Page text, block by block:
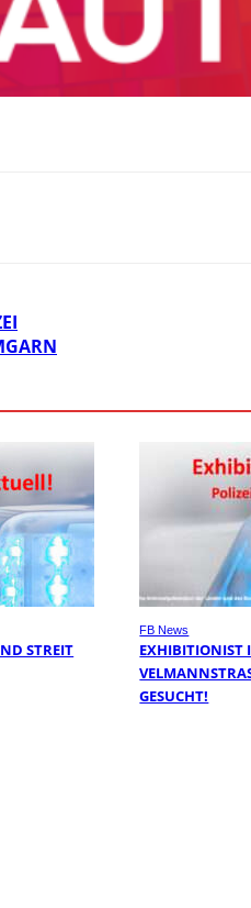
STREIT
FB News
EXHIBITIONIST
ESUCHT!